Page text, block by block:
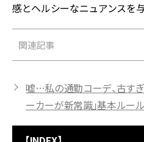
感とヘルシーなニュアンスを
関連記事
嘘…私の通勤コーデ、古す
ーカーが新常識」基本ルー